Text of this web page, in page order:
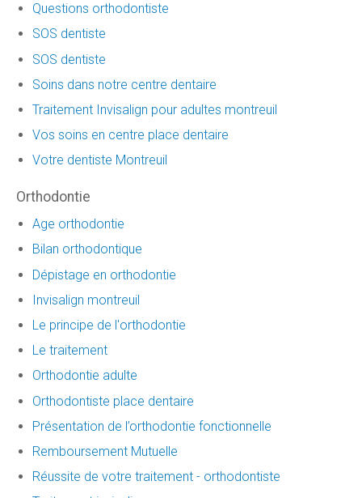
Questions orthodontiste
SOS dentiste
SOS dentiste
Soins dans notre centre dentaire
Traitement Invisalign pour adultes montreuil
Vos soins en centre place dentaire
Votre dentiste Montreuil
Orthodontie
Age orthodontie
Bilan orthodontique
Dépistage en orthodontie
Invisalign montreuil
Le principe de l'orthodontie
Le traitement
Orthodontie adulte
Orthodontiste place dentaire
Présentation de l’orthodontie fonctionnelle
Remboursement Mutuelle
Réussite de votre traitement - orthodontiste